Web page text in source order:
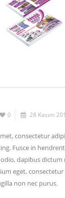
0 28 Kasım
consectetur
Fusce in
dapibus dictum
eget,
non nec purus.